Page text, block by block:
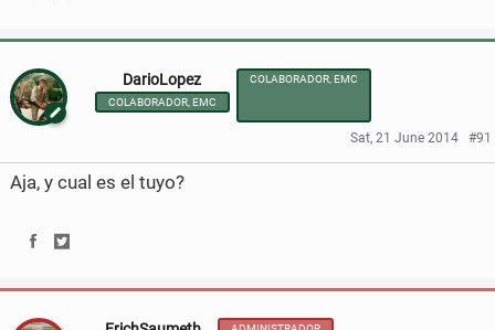
h
a
r
e
n
a
h
a
r
e
n
w
DarioLopez
COLABORADOR, EMC
COLABORADOR, EMC
Sat, 21 June 2014 #91
Aja, y cual es el tuyo?
h h